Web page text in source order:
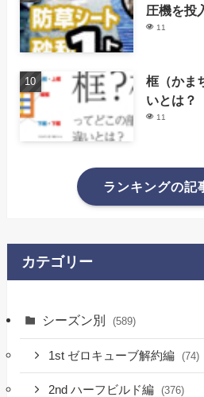
圧機を投
11
框（かま
いとは？
11
ランキングの記
カテゴリー
シーズン別 (589)
1st ゼロキューブ解約編 (74)
2nd ハーフビルド編 (376)